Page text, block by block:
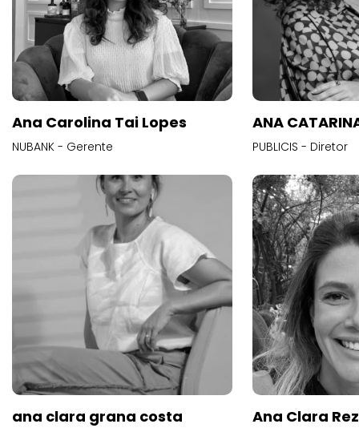
Ana Carolina Tai Lopes
NUBANK - Gerente
ANA
PUBLICIS - Diretor
ana clara grana costa Ana Clara